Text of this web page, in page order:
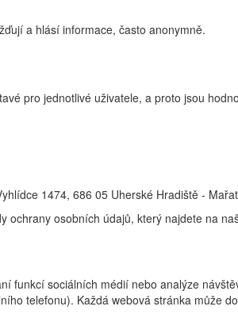
a hlásí informace, často anonymně.
pro jednotlivé uživatele, a proto jsou
1474, 686 05 Uherské Hradiště -
ochrany osobních údajů, který najdete na
funkcí sociálních médií nebo analýze
telefonu). Každá webová stránka může